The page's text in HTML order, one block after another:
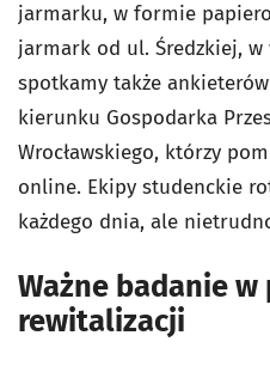
jarmarku, w formie
jarmark od ul. Średzkiej, w
spotkamy także
kierunku Gospodarka
Wrocławskiego, którzy
online. Ekipy studenckie
każdego dnia, ale
Ważne badanie w
rewitalizacji